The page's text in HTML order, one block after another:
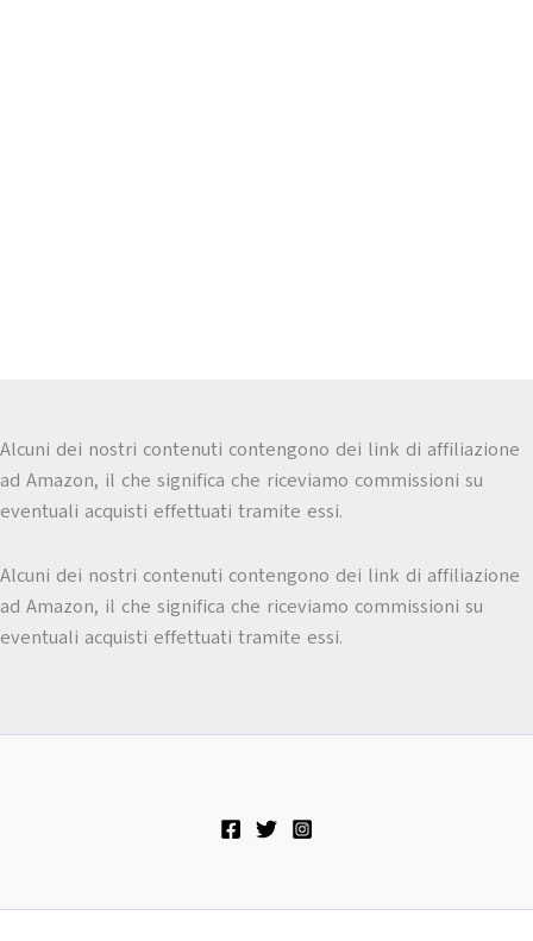
Alcuni dei nostri contenuti contengono dei link di affiliazione
ad Amazon, il che significa che riceviamo commissioni su
eventuali acquisti effettuati tramite essi.
Alcuni dei nostri contenuti contengono dei link di affiliazione
ad Amazon, il che significa che riceviamo commissioni su
eventuali acquisti effettuati tramite essi.